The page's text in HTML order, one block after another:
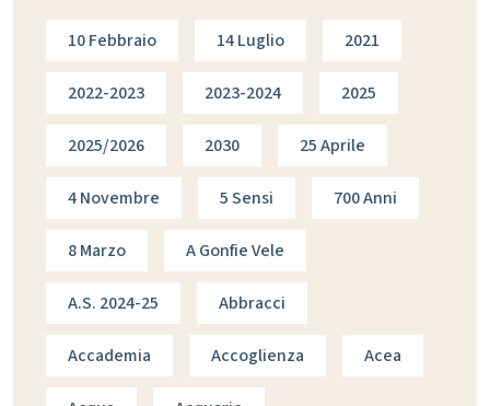
10 Febbraio 14 Luglio 2021
2022-2023 2023-2024 2025
2025/2026 2030 25 Aprile
4 Novembre 5 Sensi 700 Anni
8 Marzo A Gonfie Vele
A.s. 2024-25 Abbracci
Accademia Accoglienza Acea